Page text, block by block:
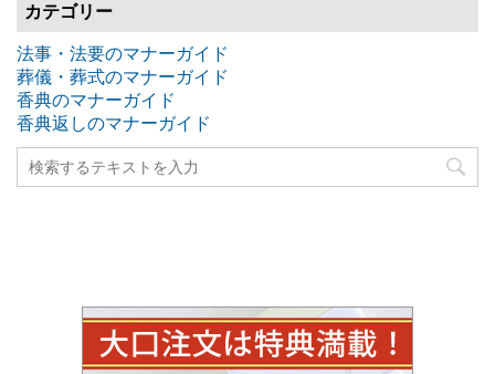
カテゴリー
法事・法要のマナーガイド
葬儀・葬式のマナーガイド
香典のマナーガイド
香典返しのマナーガイド